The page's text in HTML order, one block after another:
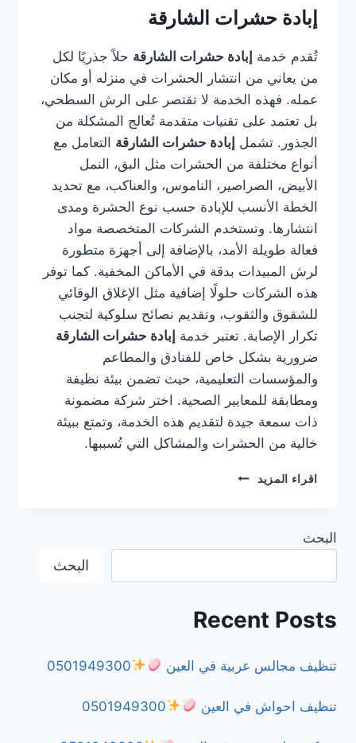
إبادة حشرات الشارقة
تُقدم خدمة إبادة حشرات الشارقة حلاً جذريًا لكل
من يعاني من انتشار الحشرات في منزله أو مكان
عمله. فهذه الخدمة لا تقتصر على الرش السطحي،
بل تعتمد على تقنيات متقدمة تُعالج المشكلة من
الجذور. تشمل إبادة حشرات الشارقة التعامل مع
أنواع مختلفة من الحشرات مثل البق، النمل
الأبيض، الصراصير، الناموس، والعناكب، مع تحديد
الخطة الأنسب للإبادة حسب نوع الحشرة ومدى
انتشارها. وتستخدم الشركات المتخصصة مواد
فعالة طويلة الأمد، بالإضافة إلى أجهزة متطورة
لرش المبيدات بدقة في الأماكن المخفية. كما توفر
هذه الشركات حلولًا إضافية مثل الإغلاق الوقائي
للشقوق والثقوب، وتقديم نصائح سلوكية لتجنب
تكرار الإصابة. تعتبر خدمة إبادة حشرات الشارقة
ضرورية بشكل خاص للفنادق والمطاعم
والمؤسسات التعليمية، حيث تضمن بيئة نظيفة
ومطابقة للمعايير الصحية. اختر شركة مضمونة
ذات سمعة جيدة لتقديم هذه الخدمة، وتمتع ببيئة
خالية من الحشرات والمشاكل التي تُسببها.
اقراء المزيد
شركة
البحث
البحث
Recent Posts
تنظيف مجالس عربية في العين 0501949300
تنظيف احواش في العين 0501949300